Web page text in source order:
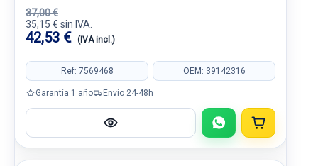
37,00 €
35,15 € sin IVA.
42,53 € (IVA incl.)
Ref: 7569468 OEM: 39142316
Garantía 1 año Envío 24-48h